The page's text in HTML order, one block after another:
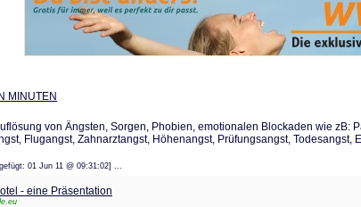
MINUTEN
von Ängsten, Sorgen, Phobien, emotionalen Blockaden wie zB:
Flugangst, Zahnarztangst, Höhenangst, Prüfungsangst, Todesangst,
01 Jun 11 @ 09:31:02] ...
- eine Präsentation